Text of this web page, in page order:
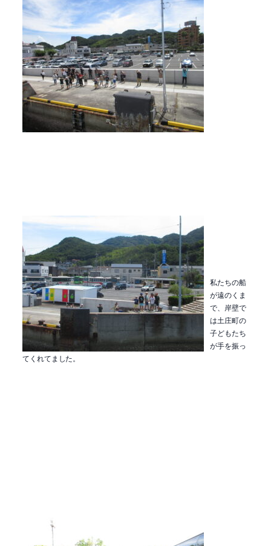
私たちの船
が遠のくま
で、岸壁で
は土庄町の
子どもたち
が手を振っ
てくれてました。